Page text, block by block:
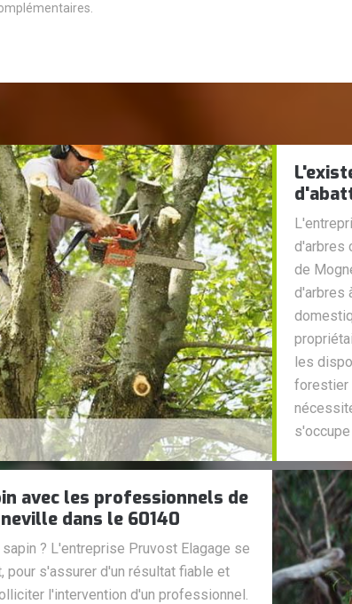
d'arbres
de
d'arbres
les
forestier
avec les professionnels de
dans le 60140
? L'entreprise Pruvost Elagage se
s'assurer d'un résultat fiable et
l'intervention d'un professionnel.